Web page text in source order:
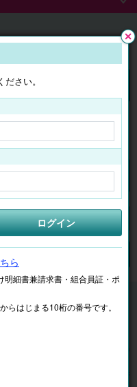
ログイン
マイページ
検索
る
さい。
ログイン
ら
細書兼請求書・組合員証・ポ
らはじまる10桁の番号です。